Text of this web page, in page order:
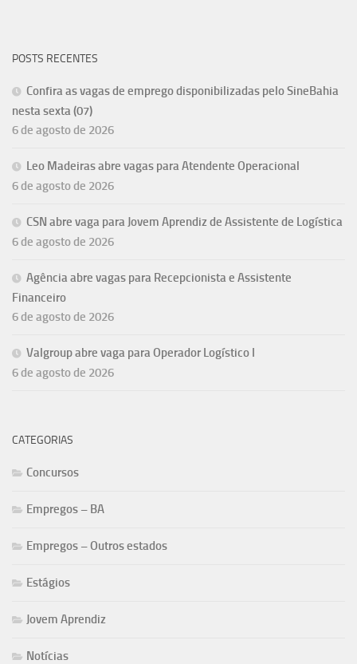
POSTS RECENTES
Confira as vagas de emprego disponibilizadas pelo SineBahia
nesta sexta (07)
6 de agosto de 2026
Leo Madeiras abre vagas para Atendente Operacional
6 de agosto de 2026
CSN abre vaga para Jovem Aprendiz de Assistente de Logística
6 de agosto de 2026
Agência abre vagas para Recepcionista e Assistente
Financeiro
6 de agosto de 2026
Valgroup abre vaga para Operador Logístico I
6 de agosto de 2026
CATEGORIAS
Concursos
Empregos – BA
Empregos – Outros estados
Estágios
Jovem Aprendiz
Notícias